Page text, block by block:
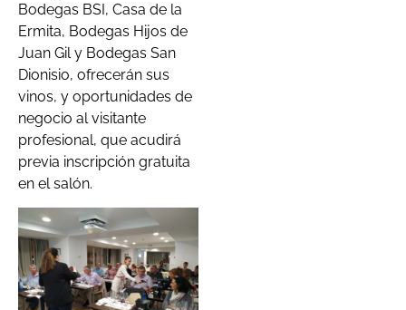
Bodegas BSI, Casa de la
Ermita, Bodegas Hijos de
Juan Gil y Bodegas San
Dionisio, ofrecerán sus
vinos, y oportunidades de
negocio al visitante
profesional, que acudirá
previa inscripción gratuita
en el salón.